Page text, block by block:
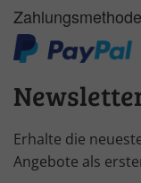
Erhalte die
Angebote als